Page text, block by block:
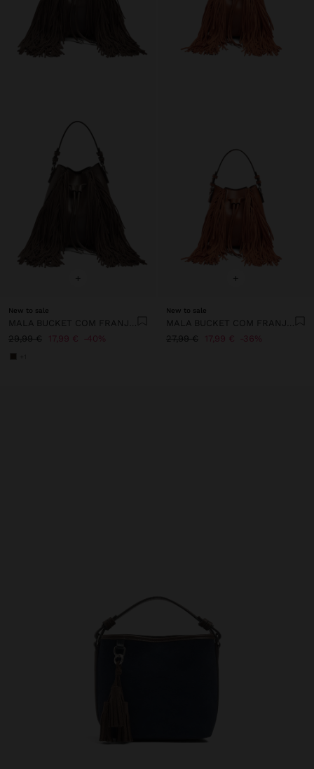
+
New to sale
29,99 €
17,99 € 40%
+
New to sale
27,99 €
17,99 € 36%